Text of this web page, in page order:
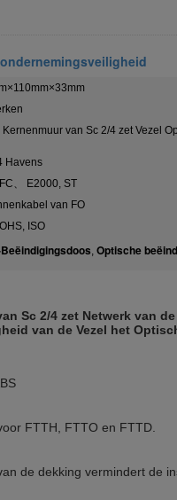
Kernenmuur van Sc 2/4 zet Vezel
Havens
、 E2000, ST
van FO
ISO
Beëindigingsdoos, Optische
Sc 2/4 zet Netwerk van
van de Vezel het
FTTH, FTTO en FTTD.
de dekking vermindert de